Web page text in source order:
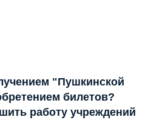
"Пушкинской
билетов?
работу учреждений